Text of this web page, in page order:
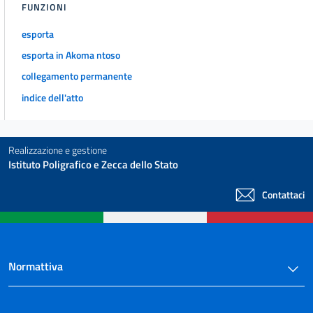
FUNZIONI
esporta
esporta in Akoma ntoso
collegamento permanente
indice dell'atto
Realizzazione e gestione
Istituto Poligrafico e Zecca dello Stato
Contattaci
Normattiva